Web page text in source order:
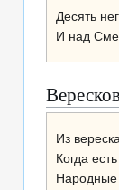
Десять
И над
Из
Когда есть
Народные